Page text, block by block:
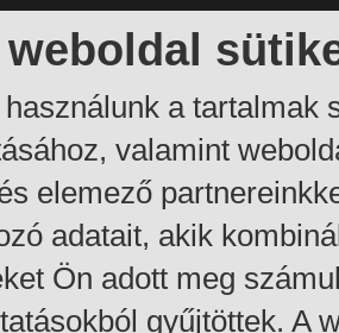
weboldal
a tartalmak
valamint
elemező
adatait, akik
Ön adott meg
gyűjtöttek. A